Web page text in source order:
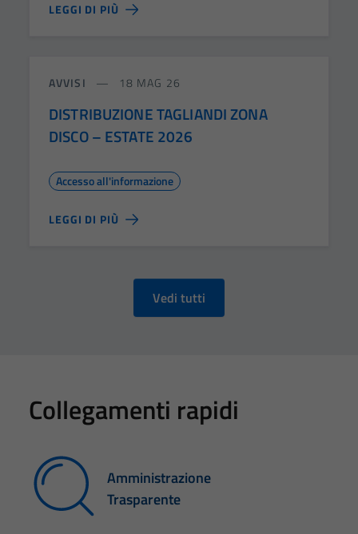
LEGGI DI PIÙ
AVVISI 18 MAG 26
DISTRIBUZIONE TAGLIANDI ZONA
DISCO – ESTATE 2026
Accesso all'informazione
LEGGI DI PIÙ
Vedi tutti
Collegamenti rapidi
Amministrazione
Trasparente